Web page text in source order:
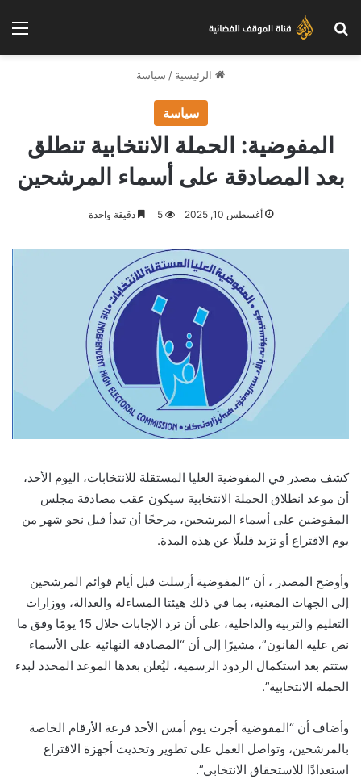
بحث عن
الرئيسية / سياسة
سياسة
المفوضية: الحملة الانتخابية تنطلق
بعد المصادقة على أسماء المرشحين
أغسطس 10, 2025 5 دقيقة واحدة
كشف مصدر في المفوضية العليا المستقلة للانتخابات، اليوم الأحد،
أن موعد انطلاق الحملة الانتخابية سيكون عقب مصادقة مجلس
المفوضين على أسماء المرشحين، مرجحًا أن تبدأ قبل نحو شهر من
يوم الاقتراع أو تزيد قليلًا عن هذه المدة.
وأوضح المصدر ، أن “المفوضية أرسلت قبل أيام قوائم المرشحين
إلى الجهات المعنية، بما في ذلك هيئتا المساءلة والعدالة، ووزارات
التعليم والتربية والداخلية، على أن ترد الإجابات خلال 15 يومًا وفق ما
نص عليه القانون”، مشيرًا إلى أن “المصادقة النهائية على الأسماء
ستتم بعد استكمال الردود الرسمية، ليُعلن بعدها الموعد المحدد لبدء
الحملة الانتخابية”.
وأضاف أن “المفوضية أجرت يوم أمس الأحد قرعة الأرقام الخاصة
بالمرشحين، وتواصل العمل على تطوير وتحديث أجهزة الاقتراع
استعدادًا للاستحقاق الانتخابي”.